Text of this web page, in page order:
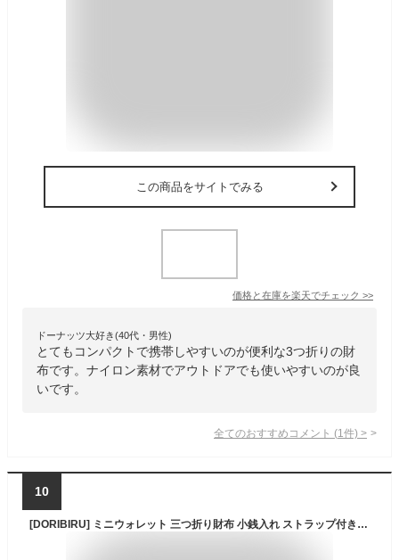
この商品をサイトでみる
価格と在庫を楽天でチェック >>
ドーナッツ大好き(40代・男性)
とてもコンパクトで携帯しやすいのが便利な3つ折りの財
布です。ナイロン素材でアウトドアでも使いやすいのが良
いです。
全てのおすすめコメント (1 件) >
10
[DORIBIRU] ミニウォレット 三つ折り財布 小銭入れ ストラップ付き アウトドア向け ナイロン生地 撥水 超コンパクト 軽量 ネックウォレット SW-013 (ブラック+ダックグリーン)